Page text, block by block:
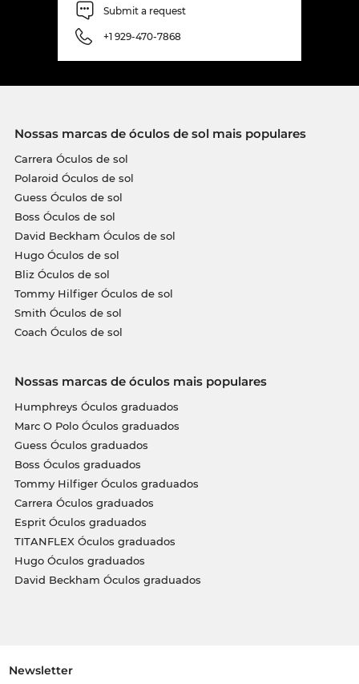
Submit a request
+1 929-470-7868
Nossas marcas de óculos de sol mais populares
Carrera Óculos de sol
Polaroid Óculos de sol
Guess Óculos de sol
Boss Óculos de sol
David Beckham Óculos de sol
Hugo Óculos de sol
Bliz Óculos de sol
Tommy Hilfiger Óculos de sol
Smith Óculos de sol
Coach Óculos de sol
Nossas marcas de óculos mais populares
Humphreys Óculos graduados
Marc O Polo Óculos graduados
Guess Óculos graduados
Boss Óculos graduados
Tommy Hilfiger Óculos graduados
Carrera Óculos graduados
Esprit Óculos graduados
TITANFLEX Óculos graduados
Hugo Óculos graduados
David Beckham Óculos graduados
Newsletter